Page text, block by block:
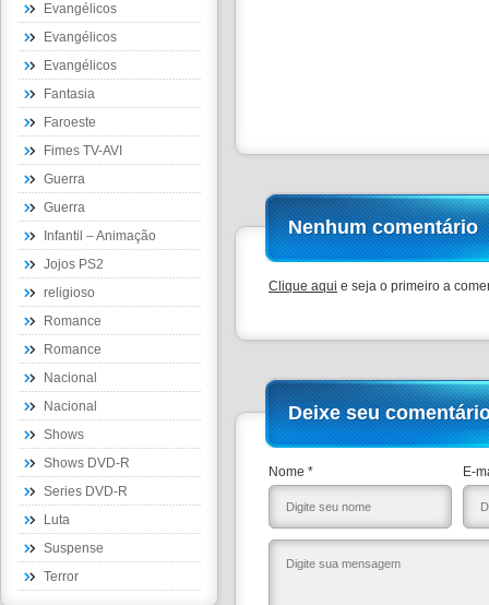
Evangélicos
Evangélicos
Evangélicos
Fantasia
Faroeste
Fimes TV-AVI
Guerra
Guerra
Infantil – Animação
Jojos PS2
religioso
Romance
Romance
Nacional
Nacional
Shows
Shows DVD-R
Series DVD-R
Luta
Suspense
Terror
Nenhum comentário
Clique aqui e seja o primeiro a
Deixe seu
Nome * E-